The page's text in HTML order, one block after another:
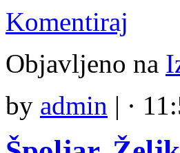
Komentiraj
Objavljeno na
by admin | ·